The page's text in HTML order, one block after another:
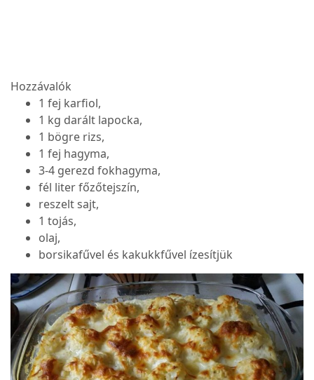
Hozzávalók
1 fej karfiol,
1 kg darált lapocka,
1 bögre rizs,
1 fej hagyma,
3-4 gerezd fokhagyma,
fél liter főzőtejszín,
reszelt sajt,
1 tojás,
olaj,
borsikafűvel és kakukkfűvel ízesítjük